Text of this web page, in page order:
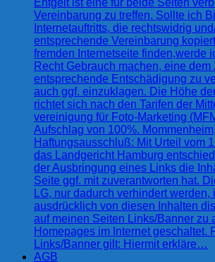
Vereinbarung zu treffen. Sollte ich
Internetauftritts, die rechtswidrig
entsprechende Vereinbarung
fremden Internetseite finden,werde
Recht Gebrauch machen, eine dem
entsprechende Entschädigung zu
auch ggf. einzuklagen. Die Höhe
richtet sich nach den Tarifen der
vereinigung für Foto-Marketing
Aufschlag von 100%.
Haftungsausschluß: Mit Urteil vom
das Landgericht Hamburg
der Ausbringung eines Links die
Seite ggf. mit zuverantworten hat.
LG, nur dadurch verhindert werden,
ausdrücklich von diesen Inhalten
auf meinen Seiten Links/Banner zu
Homepages im Internet geschaltet.
Links/Banner gilt: Hiermit erkläre…
AGB